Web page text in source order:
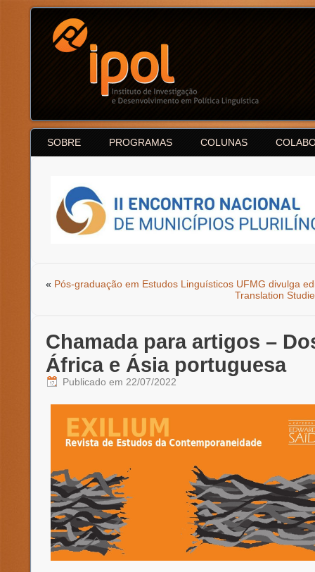
SOBRE PROGRAMAS COLUNAS
« Pós-graduação em Estudos Linguísticos UFMG divulga
Translation
Chamada para artigos –
África e Ásia portuguesa
Publicado em 22/07/2022